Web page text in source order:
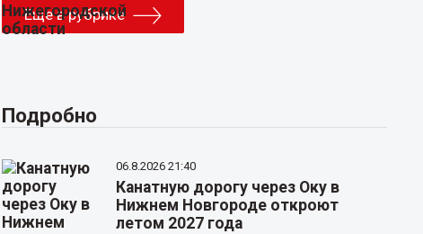
Еще в рубрике
Подробно
06.8.2026 21:40
Канатную дорогу через Оку в
Нижнем Новгороде откроют
летом 2027 года